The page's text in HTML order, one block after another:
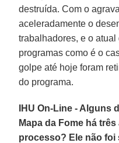
destruída. Com o
aceleradamente o
trabalhadores, e o
programas como é o
golpe até hoje foram
do programa.
IHU On-Line - Alguns
Mapa da Fome há
processo? Ele não foi